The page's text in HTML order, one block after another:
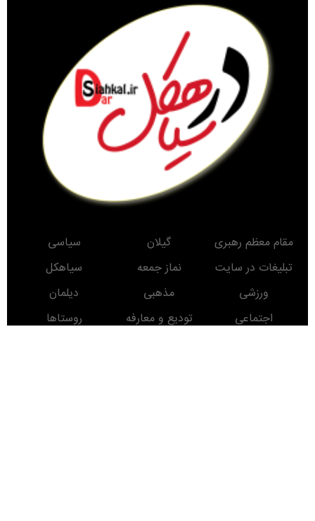
مقام معظم رهبری گیلان
سیاسی
تبلیغات در سایت
نماز جمعه
سیاهکل
ورزشی
مذهبی
دیلمان
اجتماعی
تودیع و معارفه
روستاها